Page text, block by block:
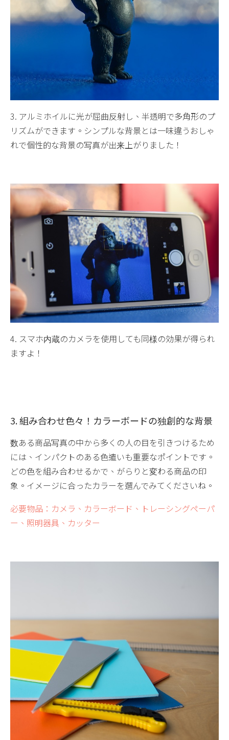
3. アルミホイルに光が屈曲反射し、半透明で多角形のプ
リズムができます。シンプルな背景とは一味違うおしゃ
れで個性的な背景の写真が出来上がりました！
4. スマホ内蔵のカメラを使用しても同様の効果が得られ
ますよ！
3. 組み合わせ色々！カラーボードの独創的な背景
数ある商品写真の中から多くの人の目を引きつけるため
には、インパクトのある色遣いも重要なポイントです。
どの色を組み合わせるかで、がらりと変わる商品の印
象。イメージに合ったカラーを選んでみてくださいね。
必要物品：カメラ、カラーボード、トレーシングペーパ
ー、照明器具、カッター